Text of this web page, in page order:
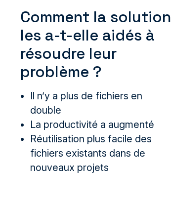
Comment la solution
les a-t-elle aidés à
résoudre leur
problème ?
Il n’y a plus de fichiers en
double
La productivité a augmenté
Réutilisation plus facile des
fichiers existants dans de
nouveaux projets